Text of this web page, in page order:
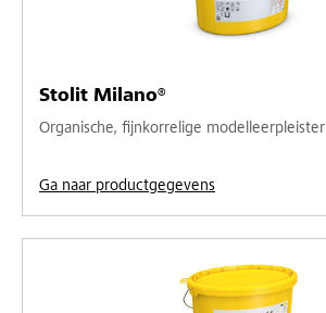
Stolit Milano®
Organische, fijnkorrelige modelleerpleister
Ga naar productgegevens